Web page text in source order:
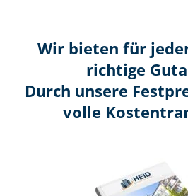
Wir bieten für
richtige
Durch unsere
volle